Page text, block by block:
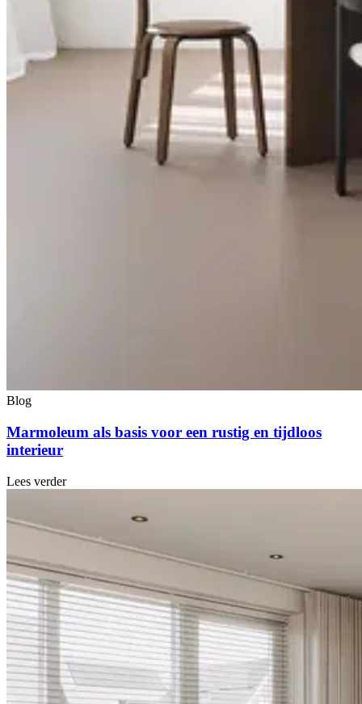
Blog
Marmoleum als basis voor een rustig en tijdloos
interieur
Lees verder